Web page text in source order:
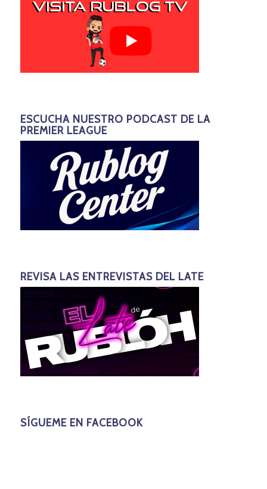
ESCUCHA NUESTRO PODCAST DE LA
PREMIER LEAGUE
REVISA LAS ENTREVISTAS DEL LATE
SÍGUEME EN FACEBOOK